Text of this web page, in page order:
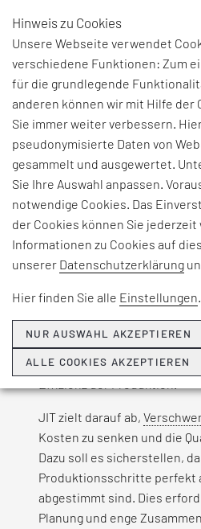
JUST-IN-
Bei „Just-in-Time (JIT)
um eineOperations-
Kontext der industriellen
Materialien und
stehen, wenn das
Herstellung benötigt. Dies
Lagerhaltung auf ein
JIT zielt darauf ab,
Kosten zu senken und die
Dazu soll es sicherstellen,
Produktionsschritte perfekt
abgestimmt sind. Dies
Planung und enge
Hinweis zu Cookies
Unsere Webseite verwendet
verschiedene Funktionen: Zum
für die grundlegende
anderen können wir mit Hilfe der
Sie immer weiter verbessern.
pseudonymisierte Daten von
gesammelt und ausgewertet.
Sie Ihre Auswahl anpassen.
notwendige Cookies. Das
der Cookies können Sie
Informationen zu Cookies auf
unserer Datenschutzerklärung
Hier finden Sie alle Einstellungen.
NUR AUSWAHL AKZEPTIEREN
ALLE COOKIES AKZEPTIEREN